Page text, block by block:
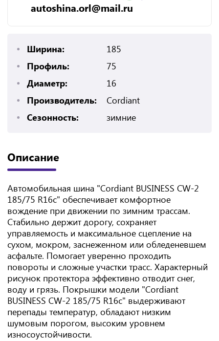
autoshina.orl@mail.ru
Ширина:
185
Профиль:
75
Диаметр:
16
Производитель:
Cordiant
Сезонность:
зимние
Описание
Автомобильная шина "Cordiant BUSINESS CW-2
185/75 R16с" обеспечивает комфортное
вождение при движении по зимним трассам.
Стабильно держит дорогу, сохраняет
управляемость и максимальное сцепление на
сухом, мокром, заснеженном или обледеневшем
асфальте. Помогает уверенно проходить
повороты и сложные участки трасс. Характерный
рисунок протектора эффективно отводит снег,
воду и грязь. Покрышки модели "Cordiant
BUSINESS CW-2 185/75 R16с" выдерживают
перепады температур, обладают низким
шумовым порогом, высоким уровнем
износоустойчивости.